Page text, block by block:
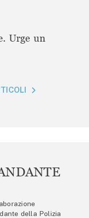
Urge un
della Polizia